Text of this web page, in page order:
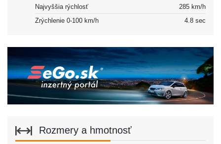
Najvyššia rýchlosť
285 km/h
Zrýchlenie 0-100 km/h
4.8 sec
Rozmery a hmotnosť